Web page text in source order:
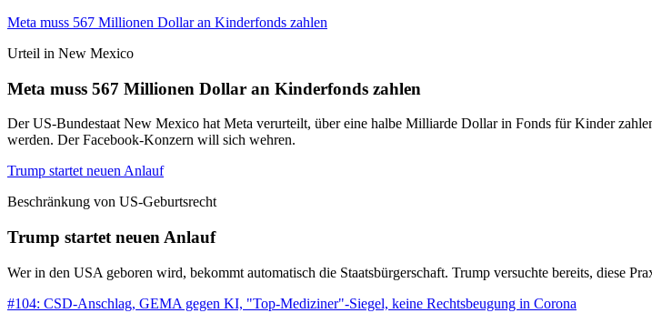
Meta muss 567 Millionen Dollar an Kinderfonds zahlen
Urteil in New Mexico
Meta muss 567 Millionen Dollar an Kinderfonds zahlen
Der US-Bundestaat New Mexico hat Meta verurteilt, über eine halbe Milliarde Dollar in Fonds für Kinder
werden. Der Facebook-Konzern will sich wehren.
Trump startet neuen Anlauf
Beschränkung von US-Geburtsrecht
Trump startet neuen Anlauf
Wer in den USA geboren wird, bekommt automatisch die Staatsbürgerschaft. Trump versuchte bereits, diese
#104: CSD-Anschlag, GEMA gegen KI, "Top-Mediziner"-Siegel, keine Rechtsbeugung in Corona